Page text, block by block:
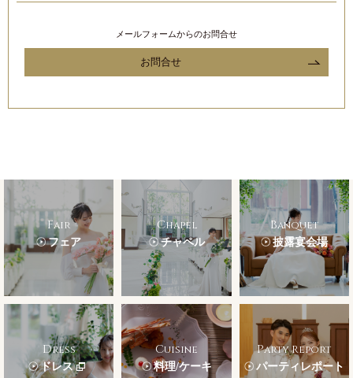
メールフォームからのお問合せ
お問合せ
Fair
フェア
Chapel
チャペル
Banquet
披露宴会場
Dress
ドレス
Cuisine
料理/ケーキ
Party Report
パーティレポート